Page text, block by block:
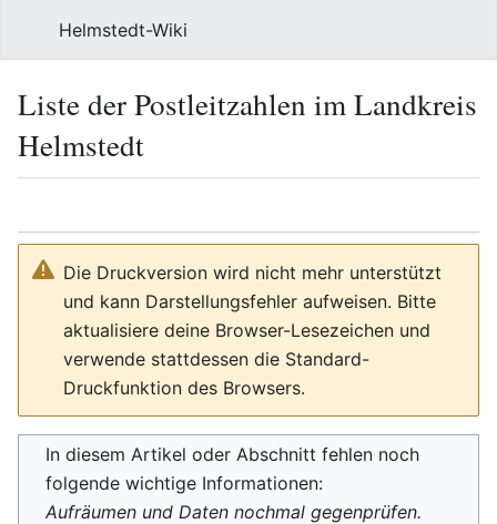
Helmstedt-Wiki
Liste der Postleitzahlen im Landkreis
Helmstedt
Die Druckversion wird nicht mehr unterstützt
und kann Darstellungsfehler aufweisen. Bitte
aktualisiere deine Browser-Lesezeichen und
verwende stattdessen die Standard-
Druckfunktion des Browsers.
In diesem Artikel oder Abschnitt fehlen noch
folgende wichtige Informationen:
Aufräumen und Daten nochmal gegenprüfen.